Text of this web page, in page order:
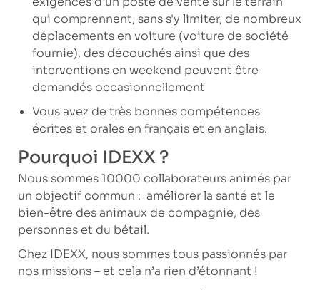
qui comprennent, sans s'y limiter, de nombreux
déplacements en voiture (voiture de société
fournie), des découchés ainsi que des
interventions en weekend peuvent être
demandés occasionnellement
Vous avez de très bonnes compétences
écrites et orales en français et en anglais.
Pourquoi IDEXX ?
Nous sommes 10000 collaborateurs animés par
un objectif commun : améliorer la santé et le
bien-être des animaux de compagnie, des
personnes et du bétail.
Chez IDEXX, nous sommes tous passionnés par
nos missions – et cela n’a rien d’étonnant !